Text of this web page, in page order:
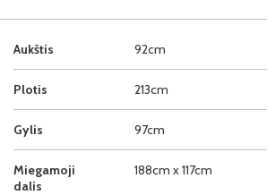
Aukštis 92cm
Plotis 213cm
Gylis 97cm
Miegamoji
dalis
188cm x 117cm